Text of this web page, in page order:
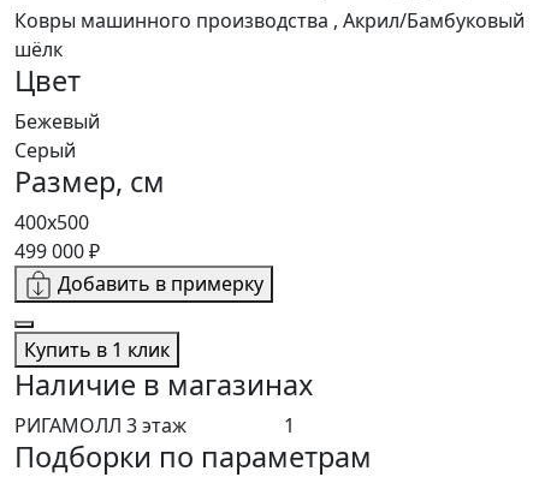
Ковры машинного производства , Акрил/Бамбуковый
шёлк
Цвет
Бежевый
Серый
Размер, см
400x500
499 000 ₽
Добавить в примерку
Купить в 1 клик
Наличие в магазинах
РИГАМОЛЛ 3 этаж 1
Подборки по параметрам